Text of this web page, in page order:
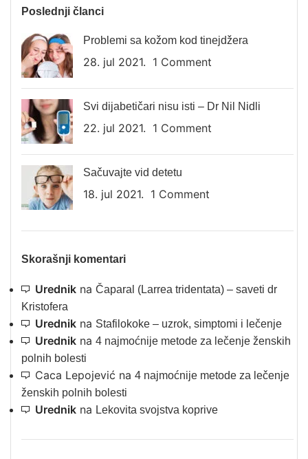
Poslednji članci
Problemi sa kožom kod tinejdžera
28. jul 2021. 1 Comment
Svi dijabetičari nisu isti – Dr Nil Nidli
22. jul 2021. 1 Comment
Sačuvajte vid detetu
18. jul 2021. 1 Comment
Skorašnji komentari
Urednik na Čaparal (Larrea tridentata) – saveti dr
Kristofera
Urednik na Stafilokoke – uzrok, simptomi i lečenje
Urednik na 4 najmoćnije metode za lečenje ženskih
polnih bolesti
Caca Lepojević na 4 najmoćnije metode za lečenje
ženskih polnih bolesti
Urednik na Lekovita svojstva koprive